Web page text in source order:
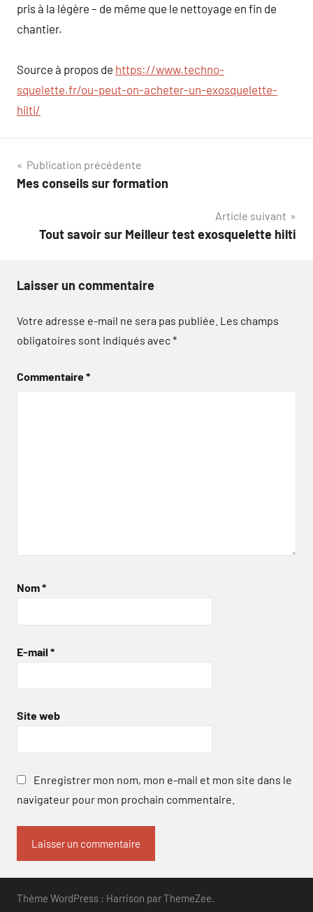
pris à la légère – de même que le nettoyage en fin de
chantier.
Source à propos de https://www.techno-
squelette.fr/ou-peut-on-acheter-un-exosquelette-
hilti/
Navigation
de
Publication précédente
Mes conseils sur formation
Article suivant
Tout savoir sur Meilleur test exosquelette hilti
Laisser un commentaire
Votre adresse e-mail ne sera pas publiée. Les champs
obligatoires sont indiqués avec*
Commentaire*
Nom*
E-mail *
Site web
Enregistrer mon nom, mon e-mail et mon site dans le
navigateur pour mon prochain commentaire.
Thème WordPress : Harrison par ThemeZee.